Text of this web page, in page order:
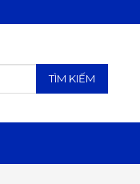
TÌM KIẾM